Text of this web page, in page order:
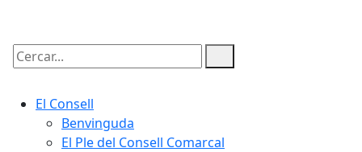
Cercar:
El Consell
Benvinguda
El Ple del Consell Comarcal